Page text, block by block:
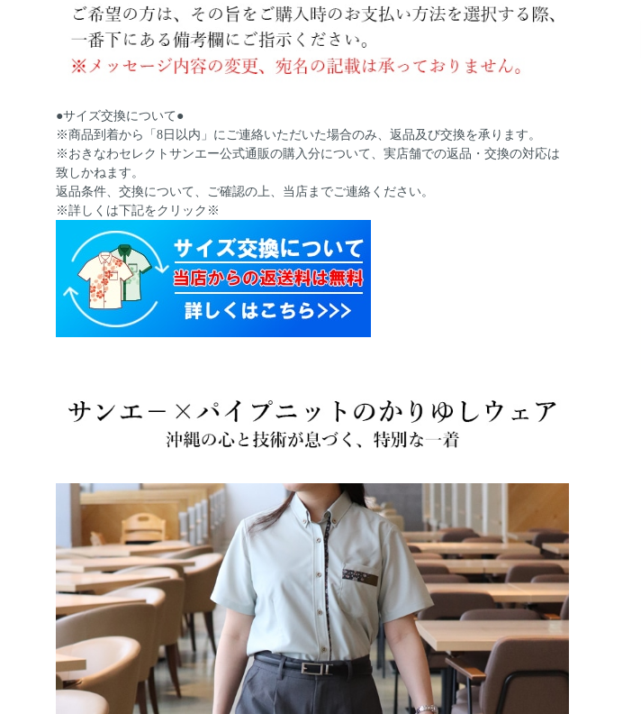
●サイズ交換について●
※商品到着から「8日以内」にご連絡いただいた場合のみ、返品及び交換を承ります。
※おきなわセレクトサンエー公式通販の購入分について、実店舗での返品・交換の対応は
致しかねます。
返品条件、交換について、ご確認の上、当店までご連絡ください。
※詳しくは下記をクリック※